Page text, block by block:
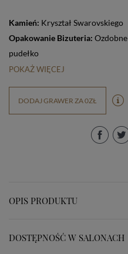
Kamień: Kryształ Swarovskiego
Opakowanie Bizuteria: Ozdobne
pudełko
POKAŻ WIĘCEJ
DODAJ GRAWER ZA 0ZŁ
OPIS PRODUKTU
DOSTĘPNOŚĆ W SALONACH